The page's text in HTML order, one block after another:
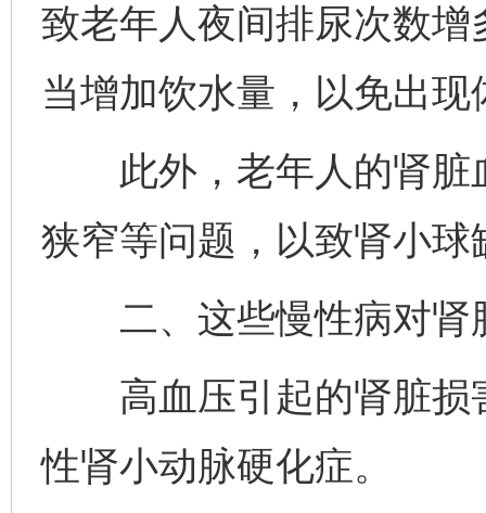
致老年人夜间排尿次数
当增加饮水量，以免出
此外，老年人的肾脏
狭窄等问题，以致肾小
二、这些慢性病对肾
高血压引起的肾脏损
性肾小动脉硬化症。